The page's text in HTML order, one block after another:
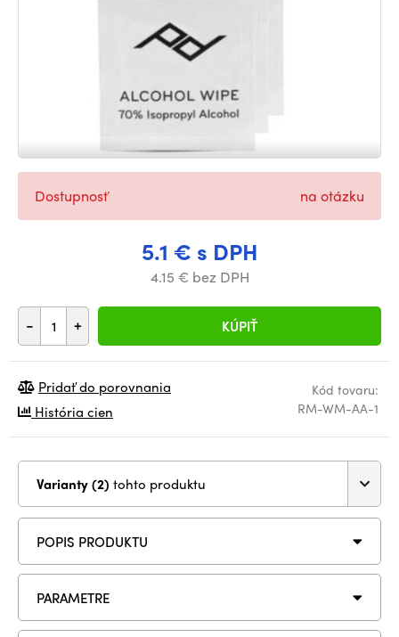
5.1 € s DPH
4.15 € bez DPH
- + KÚPIŤ
Dostupnosť na otázku
Kód tovaru:
RM-WM-AA-1
Pridať do porovnania
História cien
Varianty (2) tohto produktu
POPIS PRODUKTU
PARAMETRE